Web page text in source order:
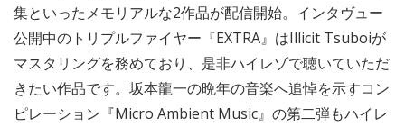
集といったメモリアルな2作品が配信開始。インタヴュー
公開中のトリプルファイヤー『EXTRA』はIllicit Tsuboiが
マスタリングを務めており、是非ハイレゾで聴いていただ
きたい作品です。坂本龍一の晩年の音楽へ追悼を示すコン
ピレーション『Micro Ambient Music』の第二弾もハイレ